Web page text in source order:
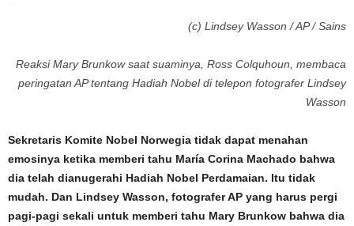
(c) Lindsey Wasson / AP / Sains
Reaksi Mary Brunkow saat suaminya, Ross Colquhoun, membaca
peringatan AP tentang Hadiah Nobel di telepon fotografer Lindsey
Wasson
Sekretaris Komite Nobel Norwegia tidak dapat menahan
emosinya ketika memberi tahu María Corina Machado bahwa
dia telah dianugerahi Hadiah Nobel Perdamaian. Itu tidak
mudah. Dan Lindsey Wasson, fotografer AP yang harus pergi
pagi-pagi sekali untuk memberi tahu Mary Brunkow bahwa dia